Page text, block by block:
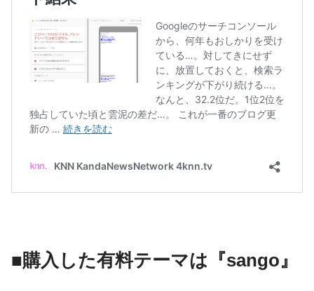
■購入した有料テーマは『sango』